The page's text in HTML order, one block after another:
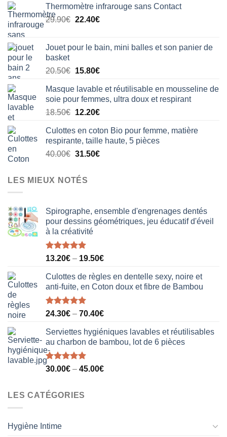
Thermomètre infrarouge sans Contact
29.90€ Le
était :
22.40€Le
est :
Jouet pour le bain, mini balles et son panier de
basket
20.50€ Le
initial
était :
20.50€.
15.80€Le
actuel
est :
15.80€.
Masque lavable et réutilisable en mousseline de
soie pour femmes, ultra doux et respirant
18.50€ Le
initial
était :
18.50€.
12.20€Le
actuel
est :
12.20€.
Culottes en coton Bio pour femme, matière
respirante, taille haute, 5 pièces
40.00€ Le
initial
était :
31.50€Le
LES MIEUX NOTÉS
Spirographe, ensemble d'engrenages dentés
pour dessins géométriques, jeu éducatif d'éveil
à la créativité
Note5.00
13.20€ – 19.50€
Culottes de règles en dentelle sexy, noire et
anti-fuite, en Coton doux et fibre de Bambou
Note5.00
24.30€ – 70.40€
Serviettes hygiéniques lavables et réutilisables
au charbon de bambou, lot de 6 pièces
Note5.00
30.00€ – 45.00€
LES CATÉGORIES
Hygiène Intime